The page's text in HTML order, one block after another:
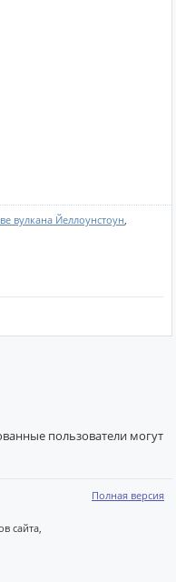
вулкана Йеллоунстоун,
пользователи могут
Полная версия
сайта,